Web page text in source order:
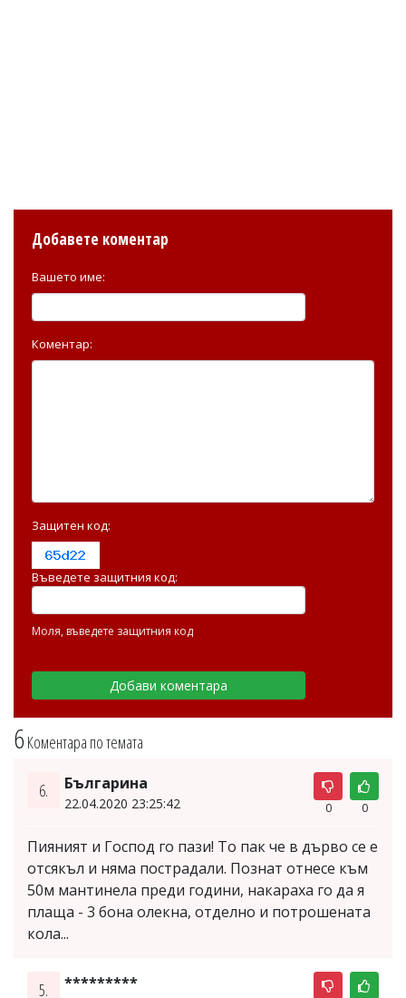
6Коментара по темата
6. Българина
22.04.2020 23:25:42 0 0
Пияният и Господ го пази! То пак че в дърво се е
отсякъл и няма пострадали. Познат отнесе към
50м мантинела преди години, накараха го да я
плаща - 3 бона олекна, отделно и потрошената
кола...
5. *********
Добавете коментар
Вашето име:
Коментар:
Защитен код:
Въведете защитния код:
Моля, въведете защитния код